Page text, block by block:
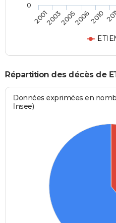
20012003200520062010
0
Répartition des décès de
Données exprimées en
Insee)